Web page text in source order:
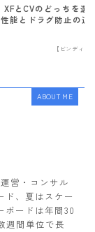
XFとCVのどっちを選
能とドラグ防止の違
【ビンディン
ABOUT ME
営・コンサル
ド、夏はスケー
ボードは年間30
週間単位で長